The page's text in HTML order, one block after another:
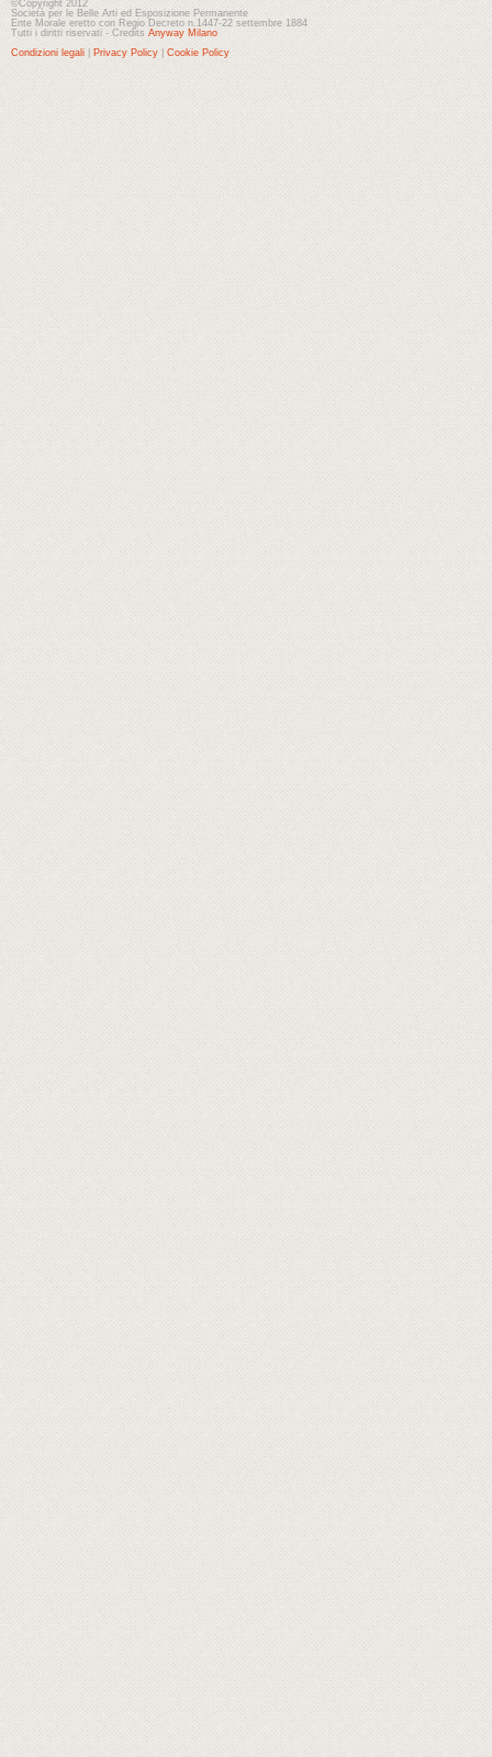
©Copyright 2012
Società per le Belle Arti ed Esposizione Permanente
Ente Morale eretto con Regio Decreto n.1447-22 settembre 1884
Tutti i diritti riservati - Credits Anyway Milano
Condizioni legali
Privacy Policy Cookie Policy